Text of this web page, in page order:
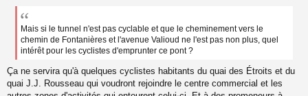
s
l
Mais si le tunnel n'est pas cyclable et que le cheminement vers le
chemin de Fontanières et l'avenue Valioud ne l'est pas non plus, quel
intérêt pour les cyclistes d'emprunter ce pont ?
Ça ne servira qu'à quelques cyclistes habitants du quai des Étroits et du
quai J.J. Rousseau qui voudront rejoindre le centre commercial et les